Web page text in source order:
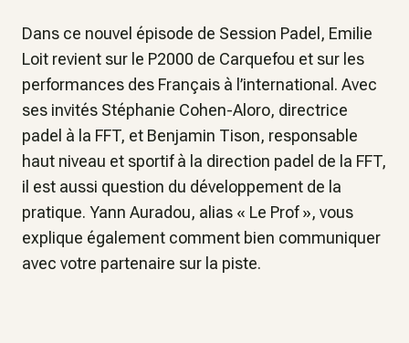
Dans ce nouvel épisode de Session Padel, Emilie
Loit revient sur le P2000 de Carquefou et sur les
performances des Français à l’international. Avec
ses invités Stéphanie Cohen-Aloro, directrice
padel à la FFT, et Benjamin Tison, responsable
haut niveau et sportif à la direction padel de la FFT,
il est aussi question du développement de la
pratique. Yann Auradou, alias « Le Prof », vous
explique également comment bien communiquer
avec votre partenaire sur la piste.